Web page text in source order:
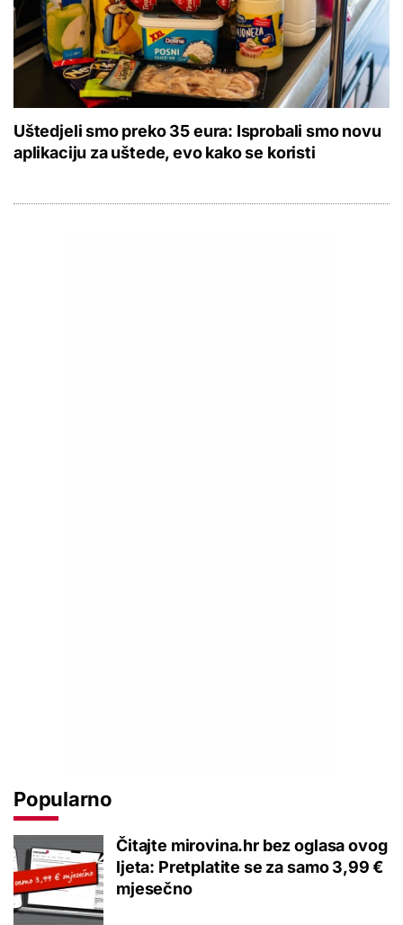
Uštedjeli smo preko 35 eura: Isprobali smo novu
aplikaciju za uštede, evo kako se koristi
Popularno
Čitajte mirovina.hr bez oglasa ovog
ljeta: Pretplatite se za samo 3,99 €
mjesečno